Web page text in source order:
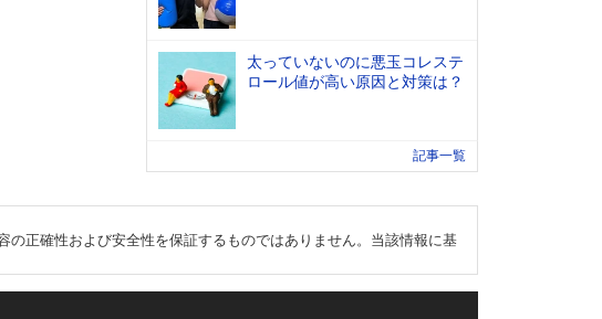
太っていないのに悪玉コレステ
ロール値が高い原因と対策は？
記事一覧
正確性および安全性を保証するものではありません。当該情報に基